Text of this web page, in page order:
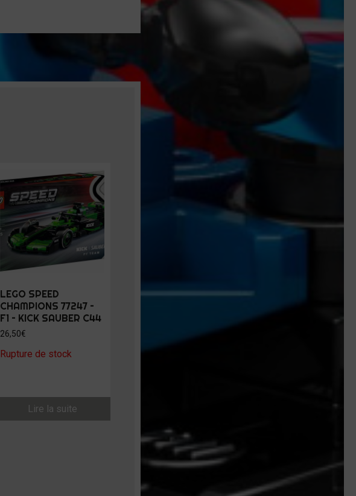
LEGO SPEED
CHAMPIONS 77247 –
F1 – KICK SAUBER C44
26,50€
Rupture de stock
Lire la suite